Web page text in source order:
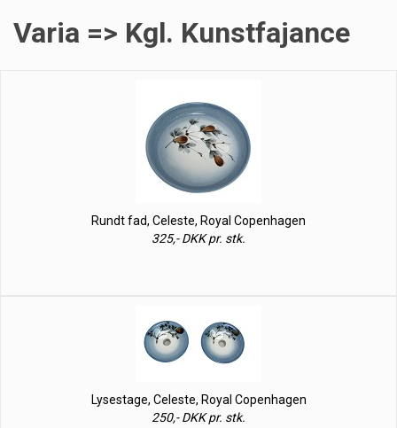
Varia => Kgl. Kunstfajance
Rundt fad, Celeste, Royal Copenhagen
325,- DKK pr. stk.
Lysestage, Celeste, Royal Copenhagen
250,- DKK pr. stk.